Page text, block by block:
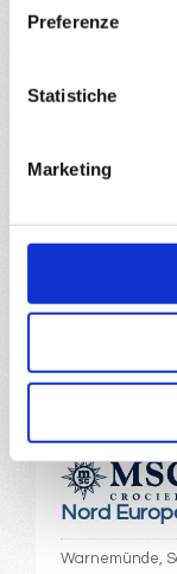
Preferenze
Statistiche
Marketing
Copenhagen,
€
Nord
Warnemünde,